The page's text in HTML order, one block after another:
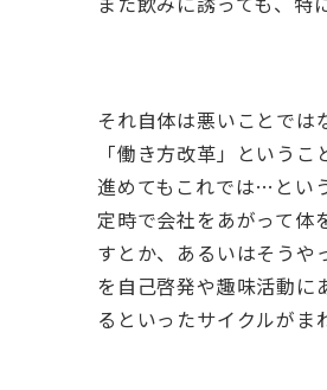
それ自体は悪いことでは
「働き方改革」という
進めてもこれでは…とい
定時で会社をあがって体
すとか、あるいはそうや
を自己啓発や趣味活動に
るといったサイクルがま